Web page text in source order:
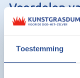
Toestemming
Voordelen
Zorgt voor een
Eenvoudig te